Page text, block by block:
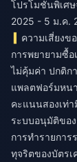
โปรโมชันพิเศ
2025 - 5 ม.ค.
ความเสี่ยงข
การพยายามซื้อ
ไม่คุ้มค่า ปกติก
แพลตฟอร์มหน
คะแนนสองเท่า
ระบบอนุมัติขอ
การทำรายการ
ทุจริตของบัตรเ